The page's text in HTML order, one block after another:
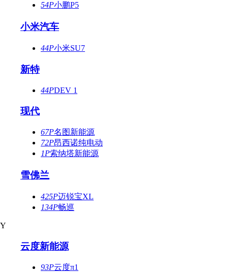
54P小鹏P5
小米汽车
44P小米SU7
新特
44PDEV 1
现代
67P名图新能源
72P昂西诺纯电动
1P索纳塔新能源
雪佛兰
425P迈锐宝XL
134P畅巡
Y
云度新能源
93P云度π1